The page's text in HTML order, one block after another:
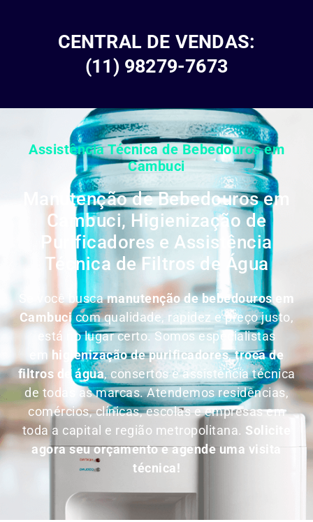
CENTRAL DE VENDAS:
(11) 98279-7673
Assistência Técnica de Bebedouros em
Cambuci
Manutenção de Bebedouros em
Cambuci, Higienização de
Purificadores e Assistência
Técnica de Filtros de Água
Se você buscamanutenção de bebedouros em
Cambucicom qualidade, rapidez e preço justo,
está no lugar certo. Somos especialistas
em higienização de purificadores,troca de
filtros de água, consertos e assistência técnica
de todas as marcas. Atendemos residências,
comércios, clínicas, escolas e empresas em
toda a capital e região metropolitana. Solicite
agora seu orçamento e agende uma visita
técnica!